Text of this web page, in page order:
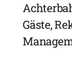
Gäste,